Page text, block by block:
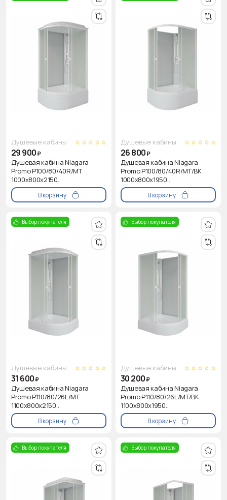
Душевые кабины
29 900₽
Душевая кабина Niagara
Promo P100/80/40R/MT
1000х800х2150..
В корзину
Душевые кабины
26 800₽
Душевая кабина Niagara
Promo P100/80/40R/MT/BK
1000х800х1950..
В корзину
Выбор покупателя
Душевые кабины
31 600₽
Душевая кабина Niagara
Promo P110/80/26L/MT
1100х800х2150..
В корзину
Выбор покупателя
Душевые кабины
30 200₽
Душевая кабина Niagara
Promo P110/80/26L/MT/BK
1100х800х1950..
В корзину
Выбор покупателя Выбор покупателя